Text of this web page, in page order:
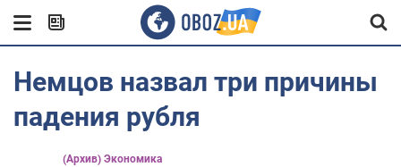
Немцов назвал три причины
падения рубля
(Архив) Экономика